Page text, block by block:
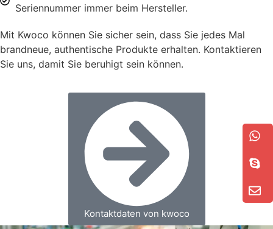
Seriennummer immer beim Hersteller.
Mit Kwoco können Sie sicher sein, dass Sie jedes Mal
brandneue, authentische Produkte erhalten. Kontaktieren
Sie uns, damit Sie beruhigt sein können.
Kontaktdaten von kwoco